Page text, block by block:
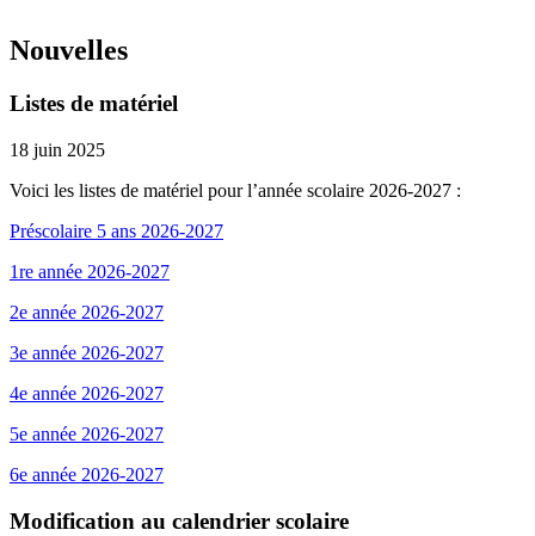
Nouvelles
Listes de matériel
18 juin 2025
Voici les listes de matériel pour l’année scolaire 2026-2027 :
Préscolaire 5 ans 2026-2027
1re année 2026-2027
2e année 2026-2027
3e année 2026-2027
4e année 2026-2027
5e année 2026-2027
6e année 2026-2027
Modification au calendrier scolaire